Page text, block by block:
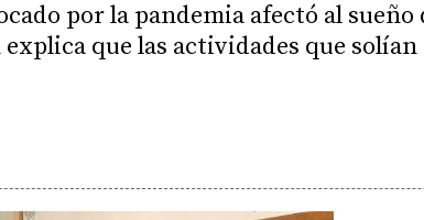
por la pandemia afectó al
que las actividades que